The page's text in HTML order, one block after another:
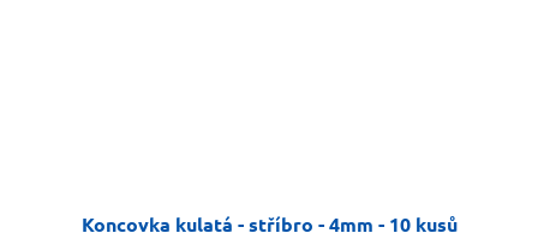
Koncovka kulatá - stříbro - 4mm - 10 kusů